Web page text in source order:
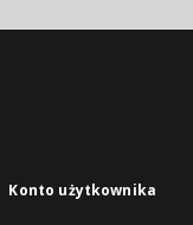
Konto użytkownika